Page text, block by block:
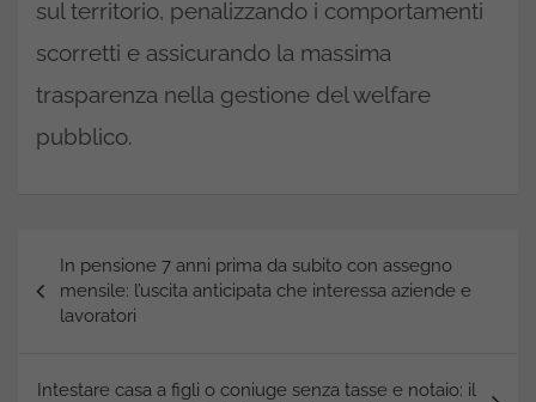
sul territorio, penalizzando i comportamenti
scorretti e assicurando la massima
trasparenza nella gestione del welfare
pubblico.
Navigazione
articoli
In pensione 7 anni prima da subito con assegno
mensile: l’uscita anticipata che interessa aziende e
lavoratori
Intestare casa a figli o coniuge senza tasse e notaio: il